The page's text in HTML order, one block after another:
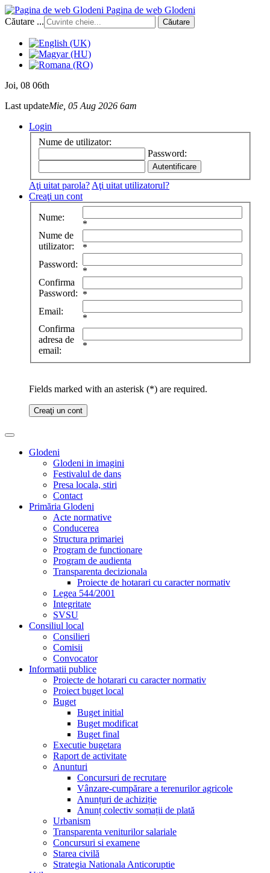
Pagina de web Glodeni
Căutare ...
Căutare
Joi, 08 06th
Last updateMie, 05 Aug 2026 6am
Login
Nume de utilizator:
Password:
Aţi uitat parola? Aţi uitat utilizatorul?
Creaţi un cont
Nume:
*
Nume de
utilizator:
*
Password:
*
Confirma
Password: *
Email:
*
Confirma
adresa de
email:
*
Fields marked with an asterisk (*) are required.
Creaţi un cont
Glodeni
Glodeni in imagini
Festivalul de dans
Presa locala, stiri
Contact
Primăria Glodeni
Acte normative
Conducerea
Structura primariei
Program de functionare
Program de audienta
Transparenta decizionala
Proiecte de hotarari cu caracter normativ
Legea 544/2001
Integritate
SVSU
Consiliul local
Consilieri
Comisii
Convocator
Informatii publice
Proiecte de hotarari cu caracter normativ
Proiect buget local
Buget
Buget initial
Buget modificat
Buget final
Executie bugetara
Raport de activitate
Anunturi
Concursuri de recrutare
Vânzare-cumpărare a terenurilor agricole
Anunțuri de achiziție
Anunț colectiv somații de plată
Urbanism
Transparenta veniturilor salariale
Concursuri si examene
Starea civilă
Strategia Nationala Anticoruptie